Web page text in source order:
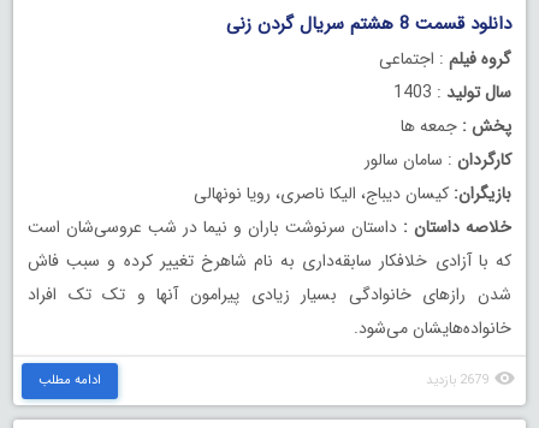
دانلود قسمت 8 هشتم سریال گردن زنی
گروه فیلم : اجتماعی
سال تولید : 1403
پخش : جمعه ها
کارگردان : سامان سالور
بازیگران: کیسان دیباج، الیکا ناصری، رویا نونهالی
خلاصه داستان : داستان سرنوشت باران و نیما در شب عروسی‌شان است
که با آزادی خلافکار سابقه‌داری به نام شاهرخ تغییر کرده و سبب فاش
شدن رازهای خانوادگی بسیار زیادی پیرامون آنها و تک تک افراد
خانواده‌هایشان می‌شود.
2679 بازدید ادامه مطلب